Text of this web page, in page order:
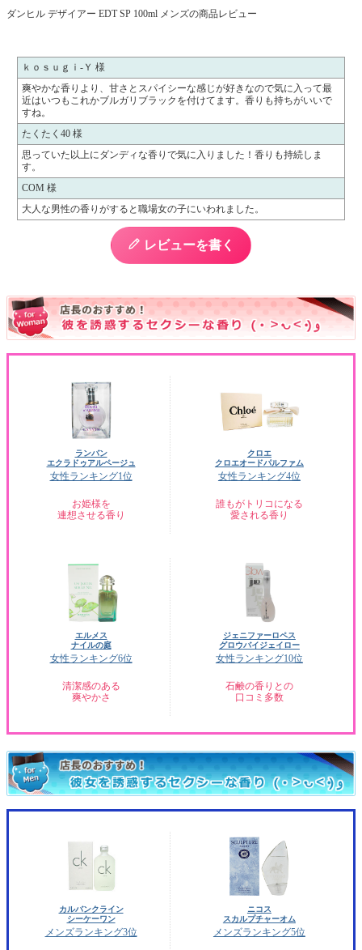
ダンヒル デザイアー EDT SP 100ml メンズの商品レビュー
ｋｏｓｕｇｉ-Ｙ 様
爽やかな香りより、甘さとスパイシーな感じが好きなので気に入って最
近はいつもこれかブルガリブラックを付けてます。香りも持ちがいいで
すね。
たくたく40 様
思っていた以上にダンディな香りで気に入りました！香りも持続しま
す。
COM 様
大人な男性の香りがすると職場女の子にいわれました。
レビューを書く
ランバン
エクラドゥアルページュ
女性ランキング1位
お姫様を
連想させる香り
クロエ
クロエオードパルファム
女性ランキング4位
誰もがトリコになる
愛される香り
エルメス
ナイルの庭
女性ランキング6位
清潔感のある
爽やかさ
ジェニファーロペス
グロウバイジェイロー
女性ランキング10位
石鹸の香りとの
口コミ多数
カルバンクライン
シーケーワン
メンズランキング3位
ニコス
スカルプチャーオム
メンズランキング5位